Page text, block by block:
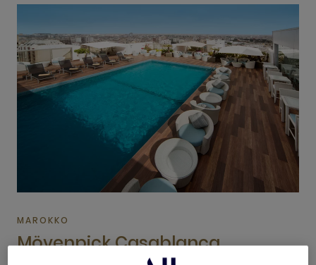
MAROKKO
Mövenpick Casablanca